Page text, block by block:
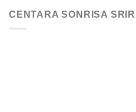
CENTARA SONRISA